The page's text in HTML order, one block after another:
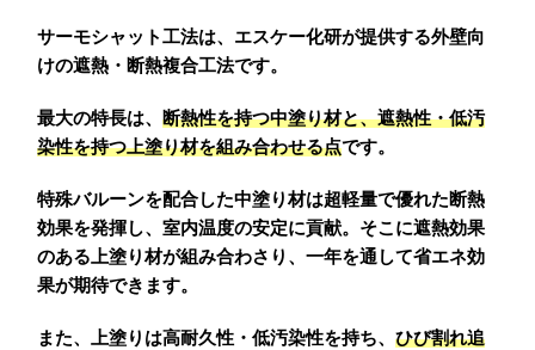
サーモシャット工法は、エスケー化研が提供する外壁向
けの遮熱・断熱複合工法です。
最大の特長は、断熱性を持つ中塗り材と、遮熱性・低汚
染性を持つ上塗り材を組み合わせる点です。
特殊バルーンを配合した中塗り材は超軽量で優れた断熱
効果を発揮し、室内温度の安定に貢献。そこに遮熱効果
のある上塗り材が組み合わさり、一年を通して省エネ効
果が期待できます。
また、上塗りは高耐久性・低汚染性を持ち、ひび割れ追